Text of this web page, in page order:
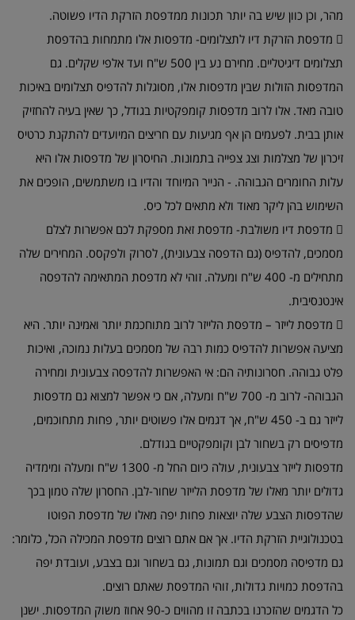
מהר, וכן כוון שיש בה יותר תכונות ממדפסת הזרקת הדיו פשוטה.
 מדפסת הזרקת דיו לתצלומים- מדפסות אלו מתמחות בהדפסת
תצלומים דיגיטליים. מחירם נע בין 500 ש"ח ועד אלפי שקלים. גם
המדפסות הזולות שבין מדפסות אלו, מסוגלות להדפיס תצלומים באיכות
טובה מאד. אלו לרוב מדפסות קומפקטיות בגודל, כך שאין בעיה להחזיק
אותן בבית. לפעמים הן אף מגיעות עם חריצים המיועדים להתקנת כרטיס
זיכרון של מצלמות וצג צפייה בתמונות. החיסרון של מדפסות אלו היא
עלות החומרים הגבוהה. - הנייר המיוחד והדיו בו משתמשים, הופכים את
השימוש בהן ליקר מאוד ולא מתאים לכל כיס.
 מדפסת דיו משולבת- מדפסת זאת מספקת לכם אפשרות לצלם
מסמכים, להדפיס (גם הדפסה צבעונית), לסרוק ולפקסס. המחירים שלה
מתחילים מ- 400 ש"ח ומעלה. זוהי לא מדפסת המתאימה להדפסה
אינטנסיבית.
 מדפסת לייזר – מדפסת הלייזר לרוב מתוחכמת יותר ואמינה יותר. היא
מציעה אפשרות להדפיס כמות רבה של מסמכים בעלות נמוכה, ואיכות
פלט גבוהה. חסרונותיה הם: אי האפשרות להדפסה צבעונית ומחירה
הגבוהה- לרוב מ- 700 ש"ח ומעלה, אם כי אפשר למצוא גם מדפסות
לייזר גם ב- 450 ש"ח, אך דגמים אלו פשוטים יותר, פחות מתחוכמים,
מדפיסים רק בשחור לבן וקומפקטיים בגודלם.
מדפסות לייזר צבעונית, עולה כיום החל מ- 1300 ש"ח ומעלה ומימדיה
גדולים יותר מאלו של מדפסת הלייזר שחור-לבן. החסרון שלה טמון בכך
שהדפסות הצבע שלה יוצאות פחות יפה מאלו של מדפסת הפוטו
בטכנולוגיית הזרקת הדיו. אך אם אתם רוצים מדפסת המכילה הכל, כלומר:
גם מדפיסה מסמכים וגם תמונות, גם בשחור וגם בצבע, ועובדת יפה
בהדפסת כמויות גדולות, זוהי המדפסת שאתם רוצים.
כל הדגמים שהזכרנו בכתבה זו מהווים כ-90 אחוז משוק המדפסות. ישנן